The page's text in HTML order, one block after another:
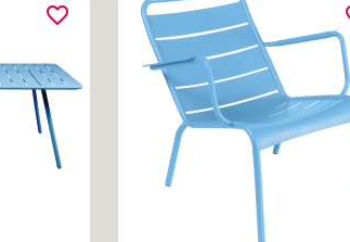
favorite_border